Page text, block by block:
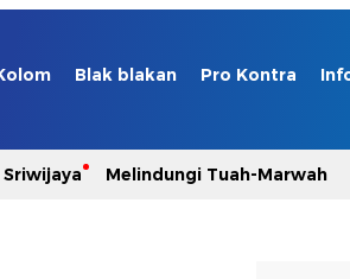
Blak blakan Pro Kontra
Melindungi Tuah-Marwah